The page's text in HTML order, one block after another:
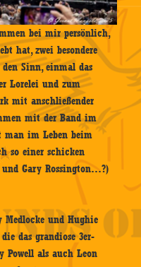
bei mir persönlich,
hat, zwei besondere
den Sinn, einmal das
Lorelei und zum
mit anschließender
mit der Band im
man im Leben beim
so einer schicken
und Gary Rossington…?)
Medlocke und Hughie
das grandiose 3er-
als auch Leon